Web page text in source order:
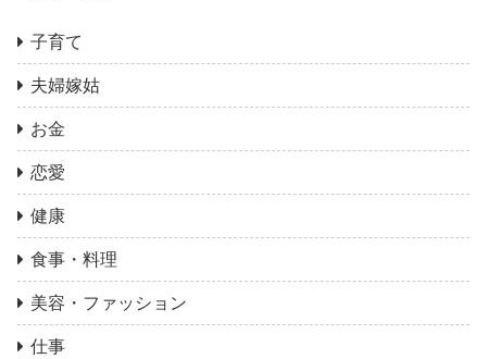
子育て
夫婦嫁姑
お金
恋愛
健康
食事・料理
美容・ファッション
仕事